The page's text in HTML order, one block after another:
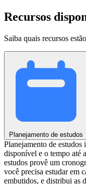
Recursos
Saiba quais recursos
Planejamento de estudos
Planejamento de estudos
disponível e o tempo até
estudos provê um
você precisa estudar em
embutidos, e distribui as